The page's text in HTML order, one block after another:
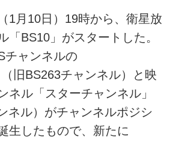
1月10日）19時から、衛星放
「BS10」がスタートした。
チャンネルの
（旧BS263チャンネル）と映
ネル「スターチャンネル」
ネル）がチャンネルポジシ
生したもので、新たに